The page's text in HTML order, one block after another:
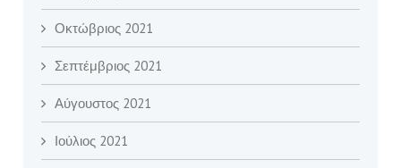
Οκτώβριος 2021
Σεπτέμβριος 2021
Αύγουστος 2021
Ιούλιος 2021